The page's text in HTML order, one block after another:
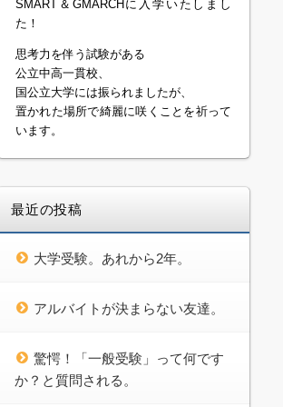
SMART＆GMARCHに入学いたしまし
た！
思考力を伴う試験がある
公立中高一貫校、
国公立大学には振られましたが、
置かれた場所で綺麗に咲くことを祈って
います。
最近の投稿
大学受験。あれから2年。
アルバイトが決まらない友達。
驚愕！「一般受験」って何です
か？と質問される。